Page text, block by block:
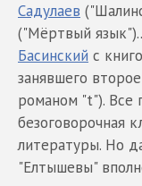
Садулаев
("Мёртвый
Басинский с
занявшего
романом "t"). Все
безоговорочная
литературы. Но
"Елтышевы"